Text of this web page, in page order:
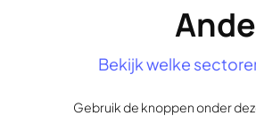
Bekijk welke
Gebruik de knoppen onder